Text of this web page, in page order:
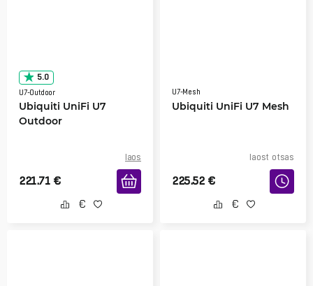
5.0
U7-Outdoor
Ubiquiti UniFi U7
Outdoor
laos
221.71 €
U7-Mesh
Ubiquiti UniFi U7 Mesh
laost otsas
225.52 €